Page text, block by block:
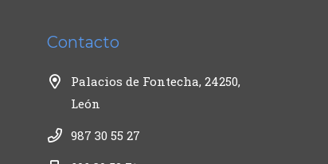
Contacto
Palacios de Fontecha, 24250,
León
987 30 55 27